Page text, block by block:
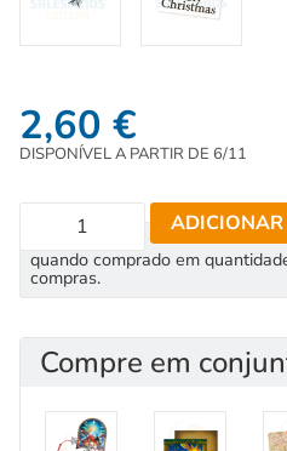
2,60 €
DISPONÍVEL A PARTIR DE 6/11
ADICIONAR
quando comprado em
compras.
Compre em